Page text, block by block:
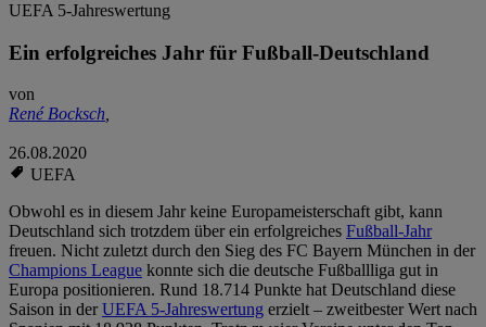
UEFA 5-Jahreswertung
Ein erfolgreiches Jahr für Fußball-Deutschland
von
René Bocksch,
26.08.2020
UEFA
Obwohl es in diesem Jahr keine Europameisterschaft gibt, kann
Deutschland sich trotzdem über ein erfolgreiches Fußball-Jahr
freuen. Nicht zuletzt durch den Sieg des FC Bayern München in der
Champions League konnte sich die deutsche Fußballliga gut in
Europa positionieren. Rund 18.714 Punkte hat Deutschland diese
Saison in derUEFA 5-Jahreswertung erzielt – zweitbester Wert nach